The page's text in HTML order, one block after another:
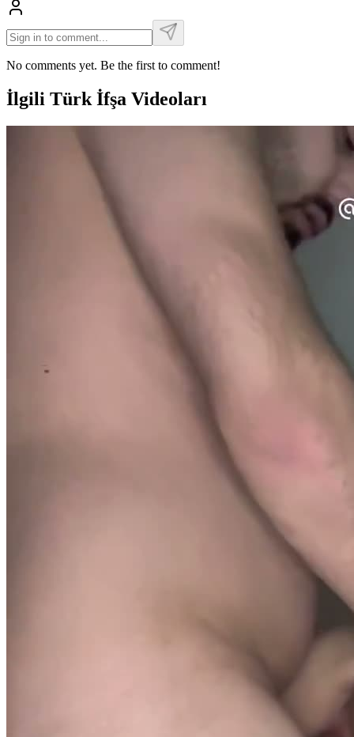
No comments yet. Be the first to comment!
İlgili Türk İfşa Videoları